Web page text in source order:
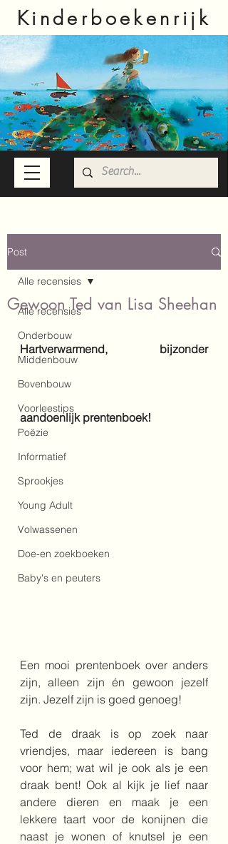
Kinderboekenrijk
Post
Alle recensies
Onderbouw
Middenbouw
Bovenbouw
Voorleestips
Poëzie
Informatief
Sprookjes
Young Adult
Volwassenen
Doe-en zoekboeken
Baby's en peuters
Alle recensies
Gewoon Ted van Lisa Sheehan
Hartverwarmend, bijzonder
aandoenlijk prentenboek!
Een mooi prentenboek over anders
zijn, alleen zijn én gewoon jezelf
zijn. Jezelf zijn is goed genoeg!
Ted de draak is op zoek naar
vriendjes, maar iedereen is bang
voor hem; wat wil je ook als je een
draak bent! Ook al kijk je lief naar
andere dieren en maak je een
lekkere taart voor de konijnen die
naast je wonen of knutsel je een